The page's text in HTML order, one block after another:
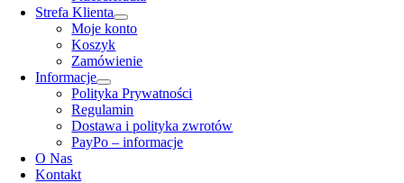
Strefa Klienta
Moje konto
Koszyk
Zamówienie
Informacje
Polityka Prywatności
Regulamin
Dostawa i polityka zwrotów
PayPo – informacje
O Nas
Kontakt